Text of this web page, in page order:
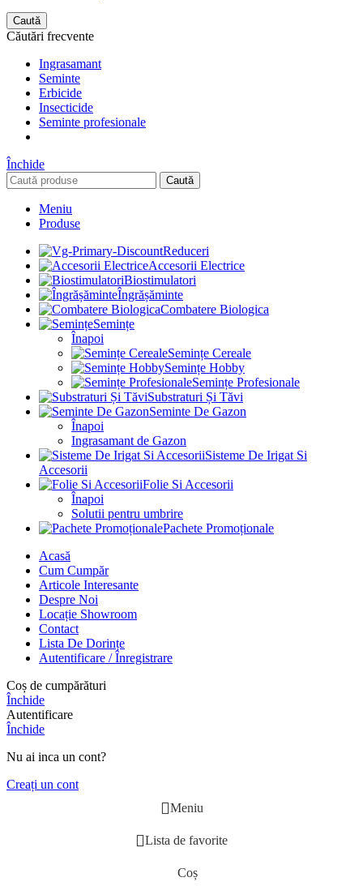
Caută
Căutări frecvente
Ingrasamant
Seminte
Erbicide
Insecticide
Seminte profesionale
Închide
Caută
Meniu
Produse
Reduceri
Accesorii Electrice
Biostimulatori
Îngrășăminte
Combatere Biologica
Semințe
Înapoi
Semințe Cereale
Semințe Hobby
Semințe Profesionale
Substraturi Și Tăvi
Seminte De Gazon
Înapoi
Ingrasamant de Gazon
Sisteme De Irigat Si
Accesorii
Folie Si Accesorii
Înapoi
Solutii pentru umbrire
Pachete Promoționale
Acasă
Cum Cumpăr
Articole Interesante
Despre Noi
Locație Showroom
Contact
Lista De Dorințe
Autentificare / Înregistrare
Coș de cumpărături
Închide
Autentificare
Închide
Nu ai inca un cont?
Creați un cont
Meniu
Lista de favorite
Coș